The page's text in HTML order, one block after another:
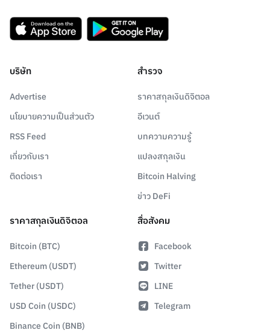
บริษัท
Advertise
นโยบายความเป็นส่วนตัว
RSS Feed
เกี่ยวกับเรา
ติดต่อเรา
สำรวจ
ราคาสกุลเงินดิจิตอล
อีเวนต์
บทความความรู้
แปลงสกุลเงิน
Bitcoin Halving
ข่าว DeFi
ราคาสกุลเงินดิจิตอล
Bitcoin (BTC)
Ethereum (USDT)
Tether (USDT)
USD Coin (USDC)
Binance Coin (BNB)
สื่อสังคม
Facebook
Twitter
LINE
Telegram